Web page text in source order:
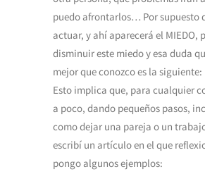
puedo afrontarlos… Por supuesto
actuar, y ahí aparecerá el MIEDO,
disminuir este miedo y esa duda
mejor que conozco es la siguiente:
Esto implica que, para cualquier
a poco, dando pequeños pasos,
como dejar una pareja o un
escribí un artículo en el que
pongo algunos ejemplos: